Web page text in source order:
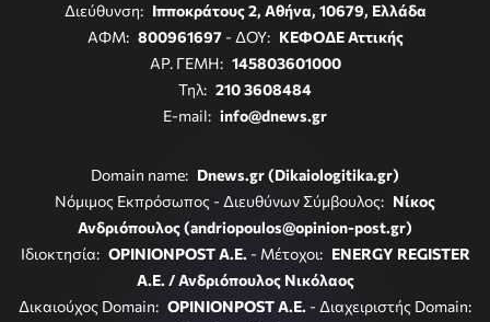
Διεύθυνση: Ιπποκράτους 2, Αθήνα, 10679, Ελλάδα
ΑΦΜ: 800961697- ΔΟΥ: ΚΕΦΟΔΕ Αττικής
ΑΡ. ΓΕΜΗ: 145803601000
Τηλ: 210 3608484
E-mail: info@dnews.gr
Domain name: Dnews.gr (Dikaiologitika.gr)
Νόμιμος Εκπρόσωπος - Διευθύνων Σύμβουλος: Νίκος
Ανδριόπουλος (andriopoulos@opinion-post.gr)
Ιδιοκτησία: OPINIONPOST A.E. - Μέτοχοι: ENERGY REGISTER
Α.Ε. / Ανδριόπουλος Νικόλαος
Δικαιούχος Domain: OPINIONPOST A.E. - Διαχειριστής Domain: